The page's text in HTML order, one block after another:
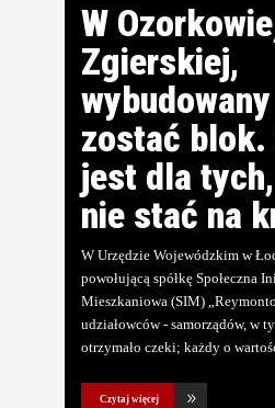
W
Zgierskiej,
zostać blok.
jest dla
nie stać na
W Urzędzie Wojewódzkim w
powołującą spółkę Społeczna
Mieszkaniowa (SIM)
udziałowców - samorządów, w
otrzymało czeki; każdy o
Czytaj więcej